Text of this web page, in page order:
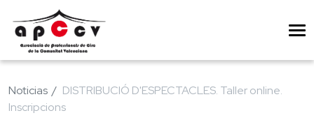
Noticias
DISTRIBUCIÓ D'ESPECTACLES. Taller online.
Inscripcions